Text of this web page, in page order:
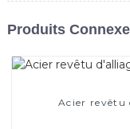
Produits
Acier revêtu